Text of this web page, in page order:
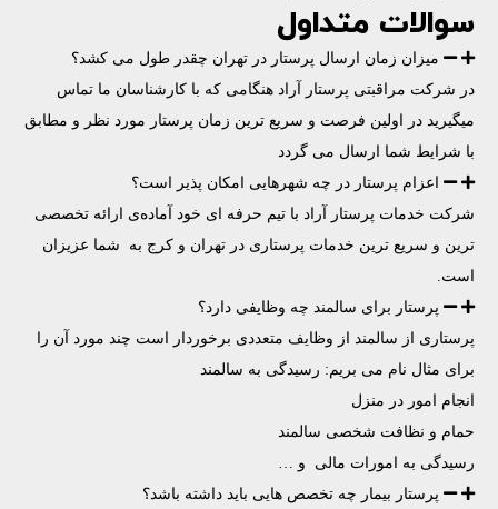
سوالات متداول
میزان زمان ارسال پرستار در تهران چقدر طول می کشد؟
در شرکت مراقبتی پرستار آراد هنگامی که با کارشناسان ما تماس
میگیرید در اولین فرصت و سریع ترین زمان پرستار مورد نظر و مطابق
با شرایط شما ارسال می گردد
اعزام پرستار در چه شهرهایی امکان پذیر است؟
شرکت خدمات پرستار آراد با تیم حرفه ای خود آماده‌ی ارائه تخصصی
ترین و سریع ترین خدمات پرستاری در تهران و کرج به شما عزیزان
است.
پرستار برای سالمند چه وظایفی دارد؟
پرستاری از سالمند از وظایف متعددی برخوردار است چند مورد آن را
برای مثال نام می بریم: رسیدگی به سالمند
انجام امور در منزل
حمام و نظافت شخصی سالمند
رسیدگی به امورات مالی و …
پرستار بیمار چه تخصص هایی باید داشته باشد؟